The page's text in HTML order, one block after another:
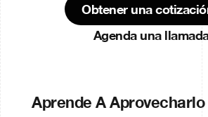
Obtener una
Agenda una
Aprende A